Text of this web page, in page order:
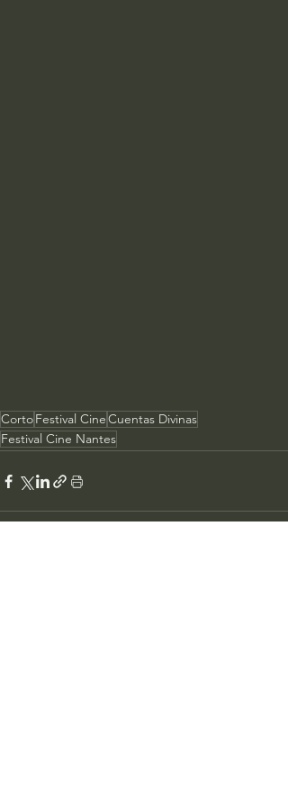
CortoFestival CineCuentas Divinas
Festival Cine Nantes